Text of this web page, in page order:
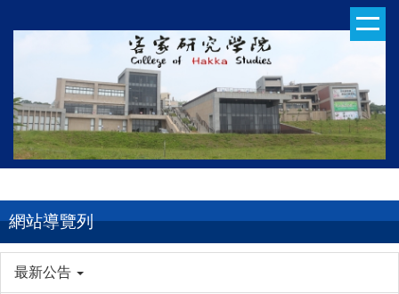
到
內
容
區
網站導覽列
最新公告